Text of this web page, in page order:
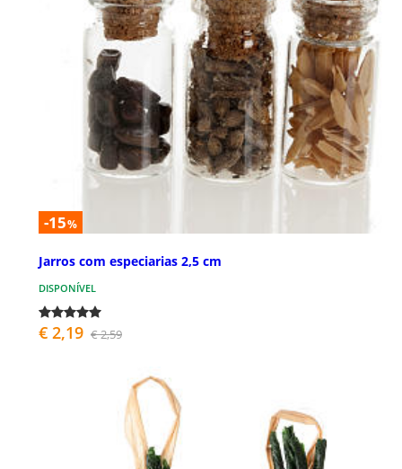
-15%
Jarros com especiarias 2,5 cm
DISPONÍVEL
€ 2,19 € 2,59